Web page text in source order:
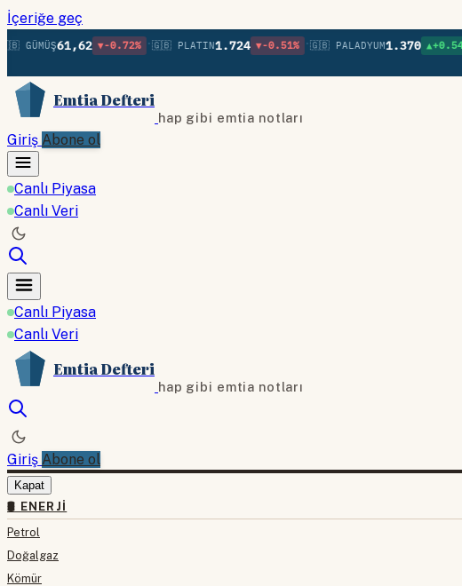
İçeriğe geç
61,62 ▼-0.72% •🇬🇧 PLATIN1.724 ▼-0.51% •🇬🇧 PALADYUM1.370 ▲+0.54% •
Emtia Defteri
hap gibi emtia notları
Giriş Abone ol
Canlı Piyasa
Canlı Veri
Canlı Piyasa
Canlı Veri
Emtia Defteri
hap gibi emtia notları
Giriş Abone ol
Kapat
🛢 ENERJI
Petrol
Doğalgaz
Kömür